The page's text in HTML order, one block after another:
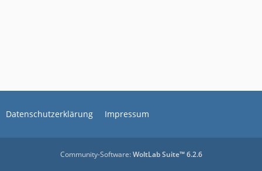
Datenschutzerklärung Impressum
Community-Software:WoltLab Suite™ 6.2.6